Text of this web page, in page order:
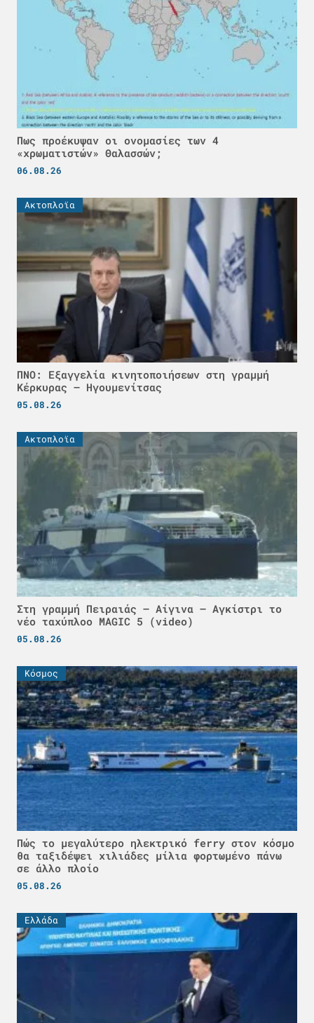
Πως προέκυψαν οι ονομασίες των 4
«χρωματιστών» Θαλασσών;
06.08.26
Ακτοπλοϊα
ΠΝΟ: Εξαγγελία κινητοποιήσεων στη γραμμή
Κέρκυρας – Ηγουμενίτσας
05.08.26
Ακτοπλοϊα
Στη γραμμή Πειραιάς – Αίγινα – Αγκίστρι το
νέο ταχύπλοο MAGIC 5 (video)
05.08.26
Κόσμος
Πώς το μεγαλύτερο ηλεκτρικό ferry στον κόσμο
θα ταξιδέψει χιλιάδες μίλια φορτωμένο πάνω
σε άλλο πλοίο
05.08.26
Ελλάδα